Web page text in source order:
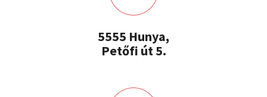
5555 Hunya,
Petőfi út 5.